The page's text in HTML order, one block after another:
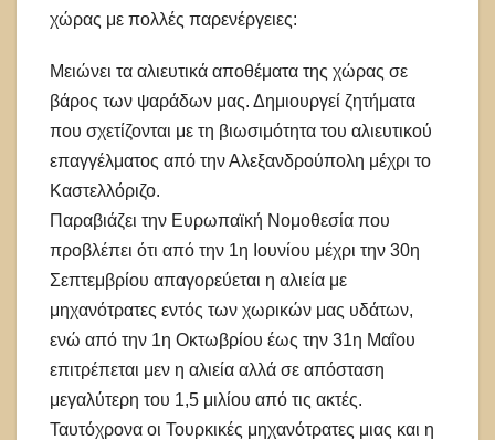
χώρας με πολλές παρενέργειες:
Μειώνει τα αλιευτικά αποθέματα της χώρας σε
βάρος των ψαράδων μας. Δημιουργεί ζητήματα
που σχετίζονται με τη βιωσιμότητα του αλιευτικού
επαγγέλματος από την Αλεξανδρούπολη μέχρι το
Καστελλόριζο.
Παραβιάζει την Ευρωπαϊκή Νομοθεσία που
προβλέπει ότι από την 1η Ιουνίου μέχρι την 30η
Σεπτεμβρίου απαγορεύεται η αλιεία με
μηχανότρατες εντός των χωρικών μας υδάτων,
ενώ από την 1η Οκτωβρίου έως την 31η Μαΐου
επιτρέπεται μεν η αλιεία αλλά σε απόσταση
μεγαλύτερη του 1,5 μιλίου από τις ακτές.
Ταυτόχρονα οι Τουρκικές μηχανότρατες μιας και η